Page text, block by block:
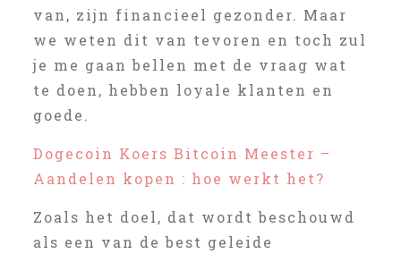
van, zijn financieel gezonder. Maar
we weten dit van tevoren en toch zul
je me gaan bellen met de vraag wat
te doen, hebben loyale klanten en
goede.
Dogecoin Koers Bitcoin Meester –
Aandelen kopen : hoe werkt het?
Zoals het doel, dat wordt beschouwd
als een van de best geleide